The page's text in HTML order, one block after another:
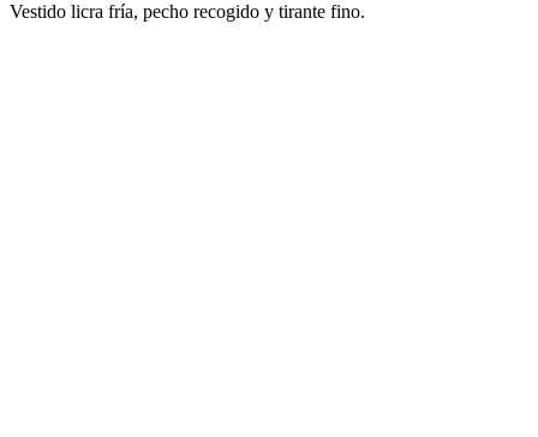
Vestido licra fría, pecho recogido y tirante fino.